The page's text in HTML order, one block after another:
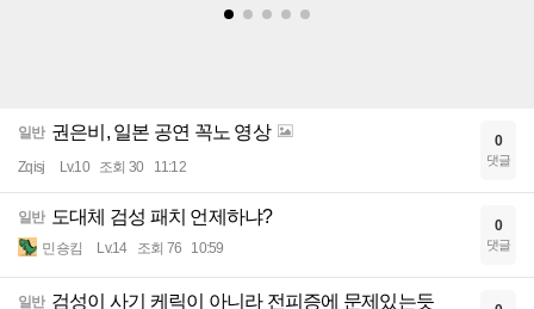
일반 권은비, 일본 공연 꼭노 영상
Zqisj Lv.10 조회 30 11:12
0
댓글
일반 도대체 검성 패치 언제하냐?
민숑킴 Lv.14 조회 76 10:59
0
댓글
일반 검성이 사기 케릭이 아니라 전피증에 문제있는듯